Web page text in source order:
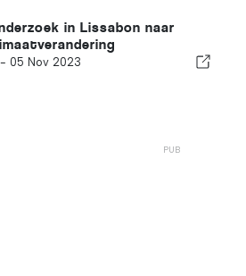
in Lissabon naar
05 Nov 2023